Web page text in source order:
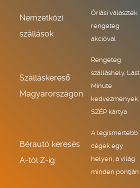
Nemzetközi
szállások
Óriási választék
rengeteg
akcióval
Szálláskereső
Magyarországon
Rengeteg
szálláshely, Last
Minute
kedvezmények,
SZÉP kártya
Bérautó keresés
A-tól Z-ig
A legismertebb
cégek egy
helyen, a világ
minden pontján